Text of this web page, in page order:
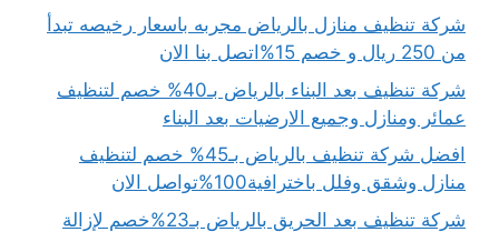
شركة تنظيف منازل بالرياض مجربه باسعار رخيصه تبدأ
من 250 ريال و خصم 15%اتصل بنا الان
شركة تنظيف بعد البناء بالرياض بـ40% خصم لتنظيف
عمائر ومنازل وجميع الارضيات بعد البناء
افضل شركة تنظيف بالرياض بـ45% خصم لتنظيف
منازل وشقق وفلل باخترافية100%تواصل الان
شركة تنظيف بعد الحريق بالرياض بـ23%خصم لإزالة